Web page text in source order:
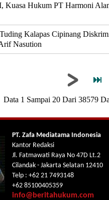
Kuasa Hukum PT Harmoni
Kalapas Cipinang
Nasution
Data 1 Sampai 20 Dari 38579
PT. Zafa Mediatama Indonesia
Kantor Redaksi
Jl. Fatmawati Raya No 47D Lt.2
Cilandak - Jakarta Selatan 12410
Telp : +62 21 7493148
+62 85100405359
info@beritahukum.com